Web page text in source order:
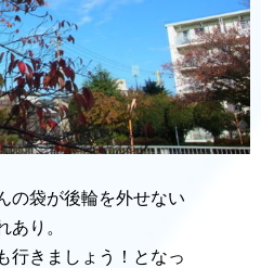
の袋が後輪を外せない
あり。
行きましょう！となっ